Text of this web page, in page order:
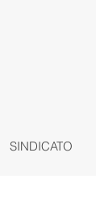
SINDICATO